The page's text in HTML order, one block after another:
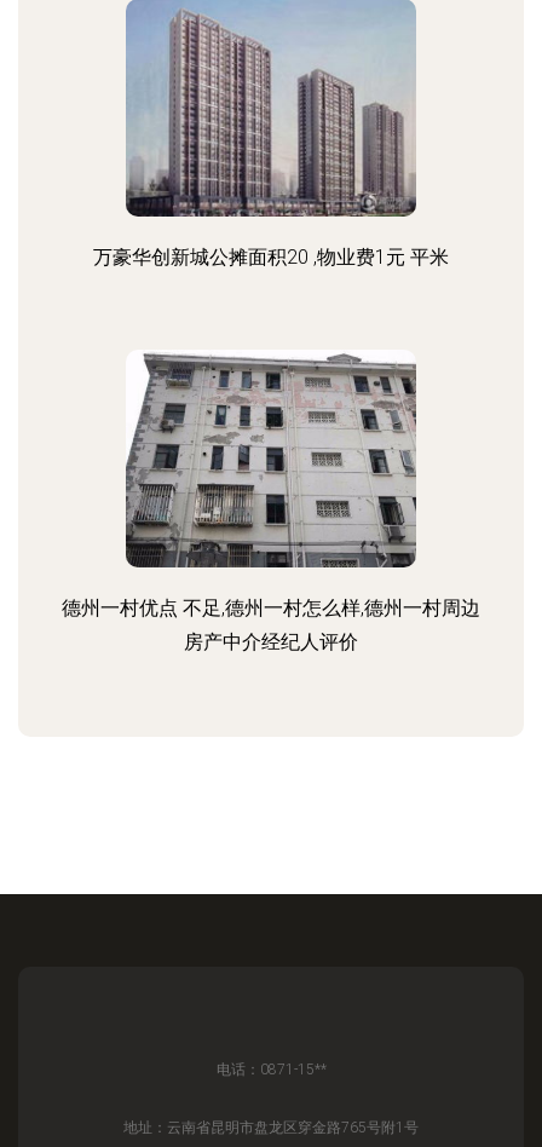
万豪华创新城公摊面积20 ,物业费1元 平米
德州一村优点 不足,德州一村怎么样,德州一村周边
房产中介经纪人评价
电话：0871-15**
地址：云南省昆明市盘龙区穿金路765号附1号